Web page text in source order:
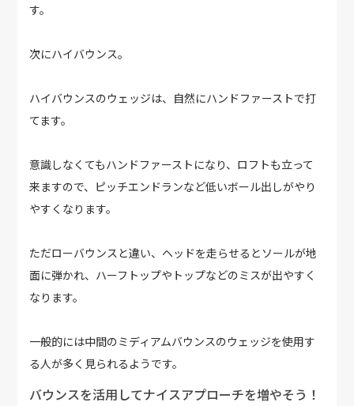
す。
次にハイバウンス。
ハイバウンスのウェッジは、自然にハンドファーストで打
てます。
意識しなくてもハンドファーストになり、ロフトも立って
来ますので、ピッチエンドランなど低いボール出しがやり
やすくなります。
ただローバウンスと違い、ヘッドを走らせるとソールが地
面に弾かれ、ハーフトップやトップなどのミスが出やすく
なります。
一般的には中間のミディアムバウンスのウェッジを使用す
る人が多く見られるようです。
バウンスを活用してナイスアプローチを増やそう！